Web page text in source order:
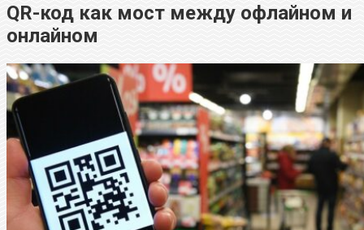
QR-код как мост между офлайном и
онлайном